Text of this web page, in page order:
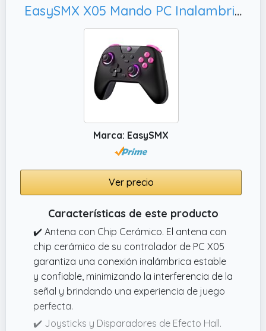
✔️ No No No Compatible con Xbox, Luna y
Nvidia GeForce Now
EasySMX X05 Mando PC Inalambrico con RGB Luz- Hall Joystick- Hall Trigger- 750 mAh Batería Recargable- Vibración- Turbo para PC/Switch/Móvil- Compatible con Black Myth: Wukong- Negro
Marca: EasySMX
Ver precio
Características de este producto
✔️ Antena con Chip Cerámico. El antena con
chip cerámico de su controlador de PC X05
garantiza una conexión inalámbrica estable
y confiable, minimizando la interferencia de la
señal y brindando una experiencia de juego
perfecta.
✔️ Joysticks y Disparadores de Efecto Hall.